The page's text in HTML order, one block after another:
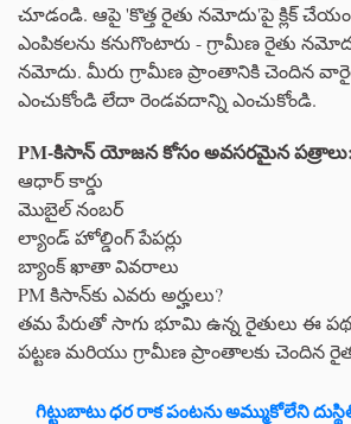
చూడండి. ఆపై 'కొత్త రైతు నమోదు'పై క్లిక్
ఎంపికలను కనుగొంటారు - గ్రామీణ రైతు
నమోదు. మీరు గ్రామీణ ప్రాంతానికి చెందిన
ఎంచుకోండి లేదా రెండవదాన్ని ఎంచుకోండి.
PM-కిసాన్ యోజన కోసం అవసరమైన పత్రాలు:
ఆధార్ కార్డు
మొబైల్ నంబర్
ల్యాండ్ హోల్డింగ్ పేపర్లు
బ్యాంక్ ఖాతా వివరాలు
PM కిసాన్‌కు ఎవరు అర్హులు?
తమ పేరుతో సాగు భూమి ఉన్న రైతులు ఈ
పట్టణ మరియు గ్రామీణ ప్రాంతాలకు చెందిన
గిట్టుబాటు ధర రాక పంటను అమ్ముకోలేని